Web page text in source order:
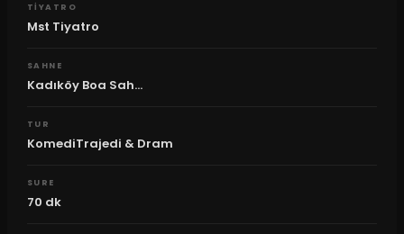
TIYATRO
Mst Tiyatro
SAHNE
Kadıköy Boa Sah...
TUR
KomediTrajedi & Dram
SURE
70 dk